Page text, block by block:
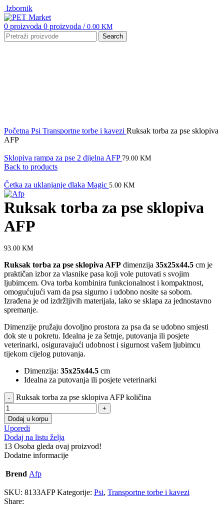
Izbornik
0 proizvoda 0 proizvoda / 0.00 KM
Search
Početna Psi Transportne torbe i kavezi Ruksak torba za pse sklopiva
AFP
Sklopiva rampa za pse 2 dijelna AFP 79.00 KM
Back to products
Četka za uklanjanje dlaka Magic 5.00 KM
Ruksak torba za pse sklopiva
AFP
93.00 KM
Ruksak torba za pse sklopiva AFP dimenzija 35x25x44.5 cm je
praktičan izbor za vlasnike pasa koji vole putovati s svojim
ljubimcem. Ova torba kombinira funkcionalnost i kompaktnost,
omogućujući vam da psa sigurno i udobno nosite sa sobom.
Izrađena je od izdržljivih materijala, lako se sklapa za jednostavno
spremanje.
Dimenzije pružaju dovoljno prostora za psa da se udobno smjesti
dok ste u pokretu. Idealna je za šetnje, putovanja ili posjete
veterinarki, osiguravajući udobnost i sigurnost vašem ljubimcu
tijekom cijelog putovanja.
Dimenzija: 35x25x44.5 cm
Idealna za putovanja ili posjete veterinarki
Ruksak torba za pse sklopiva AFP količina
Dodaj u korpu
Uporedi
Dodaj na listu želja
13 Osoba gleda ovaj proizvod!
Dodatne informacije
Brend Afp
SKU: 8133AFPKategorije: Psi, Transportne torbe i kavezi
Share: